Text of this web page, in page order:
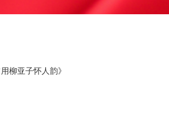
柳亚子怀人韵》